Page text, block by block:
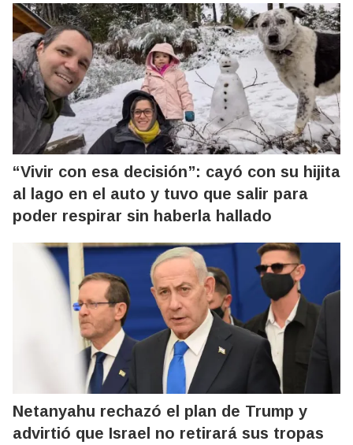
“Vivir con esa decisión”: cayó con su hijita
al lago en el auto y tuvo que salir para
poder respirar sin haberla hallado
Netanyahu rechazó el plan de Trump y
advirtió que Israel no retirará sus tropas